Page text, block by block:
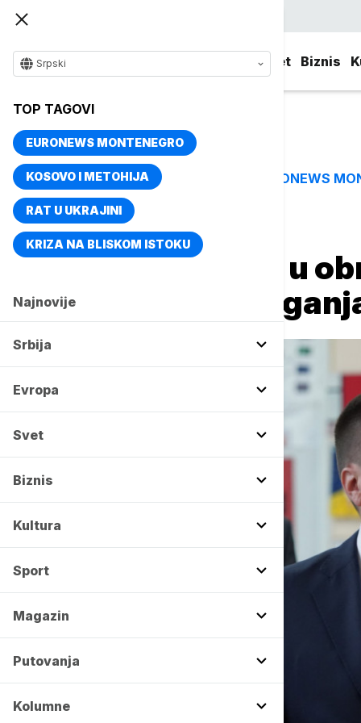
Svet Biznis
Srpski
TOP TAGOVI
EURONEWS MONTENEGRO
KOSOVO I METOHIJA
RAT U UKRAJINI
KRIZA NA BLISKOM ISTOKU
Najnovije
Srbija
Evropa
Svet
Biznis
Kultura
Sport
Magazin
Putovanja
Kolumne
TOP TAGOVI EURONEWS
Naslovna Srbija
Ružić: Ulaganja u
inovacije su